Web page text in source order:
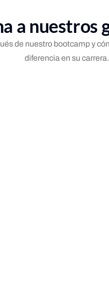
a nuestros
de nuestro bootcamp y
diferencia en su carrera.